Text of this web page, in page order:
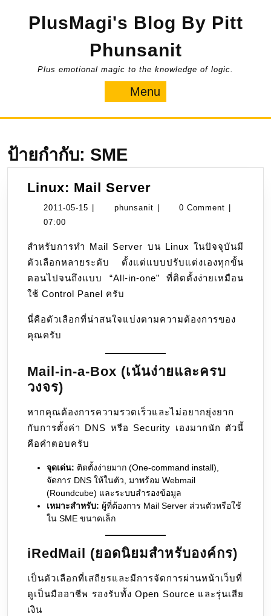
PlusMagi's Blog By Pitt
Phunsanit
Plus emotional magic to the knowledge of logic.
Menu
ป้ายกำกับ: SME
Linux: Mail Server
Mail
2011-05-15 2011-
phunsanit phunsanit0 Comment
07:00
สำหรับการทำ Mail Server บน Linux ในปัจจุบันมี
ตัวเลือกหลายระดับ ตั้งแต่แบบปรับแต่งเองทุกขั้น
ตอนไปจนถึงแบบ “All-in-one” ที่ติดตั้งง่ายเหมือน
ใช้ Control Panel ครับ
นี่คือตัวเลือกที่น่าสนใจแบ่งตามความต้องการของ
คุณครับ
Mail-in-a-Box (เน้นง่ายและครบ
วงจร)
หากคุณต้องการความรวดเร็วและไม่อยากยุ่งยาก
กับการตั้งค่า DNS หรือ Security เองมากนัก ตัวนี้
คือคำตอบครับ
จุดเด่น: ติดตั้งง่ายมาก (One-command install),
จัดการ DNS ให้ในตัว, มาพร้อม Webmail
(Roundcube) และระบบสำรองข้อมูล
เหมาะสำหรับ: ผู้ที่ต้องการ Mail Server ส่วนตัวหรือใช้
ใน SME ขนาดเล็ก
iRedMail (ยอดนิยมสำหรับองค์กร)
เป็นตัวเลือกที่เสถียรและมีการจัดการผ่านหน้าเว็บที่
ดูเป็นมืออาชีพ รองรับทั้ง Open Source และรุ่นเสีย
เงิน